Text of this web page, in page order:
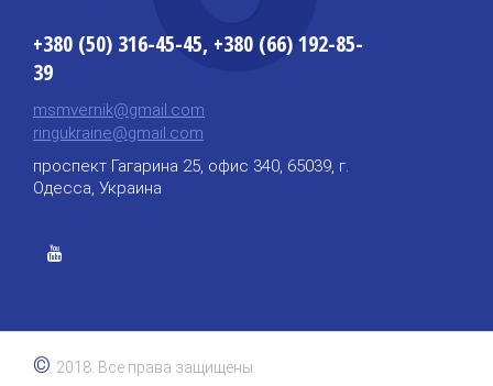
+380 (50) 316-45-45, +380 (66) 192-85-
39
msmvernik@gmail.com
ringukraine@gmail.com
проспект Гагарина 25, офис 340, 65039, г.
Одесса, Украина
© 2018. Все права защищены.